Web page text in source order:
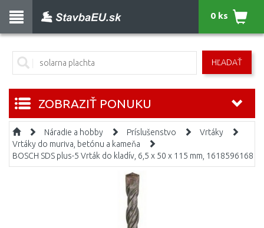
HĽADAŤ
0 ks
ZOBRAZIŤ PONUKU
Náradie a hobby Príslušenstvo
Vrtáky
Vrtáky do muriva, betónu a kameňa
BOSCH SDS plus-5 Vrták do kladív, 6,5 x 50 x 115 mm, 1618596168